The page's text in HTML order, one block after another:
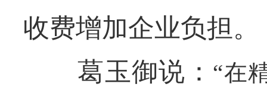
收费增加企业负担。
葛玉御说： “在